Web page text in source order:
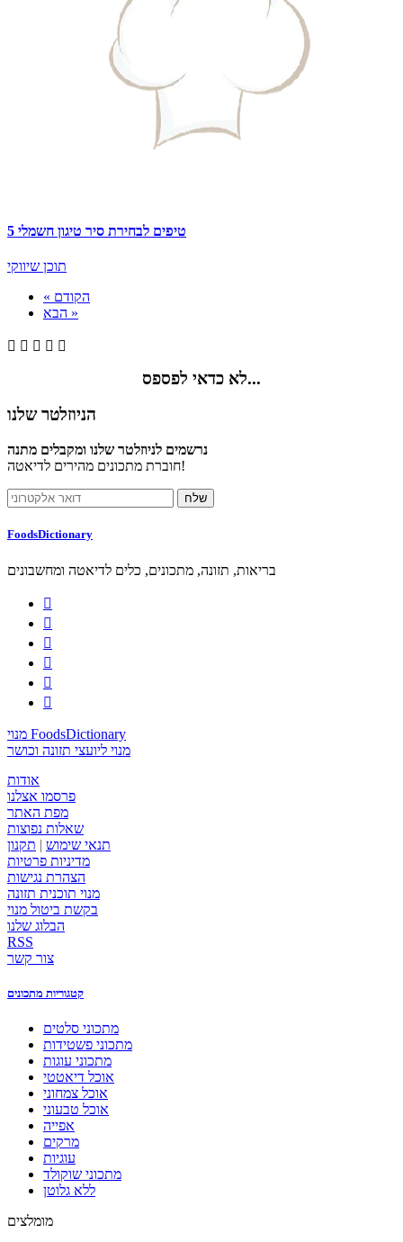
5 טיפים לבחירת סיר טיגון חשמלי
תוכן שיווקי
« הקודם
הבא »
    
לא כדאי לפספס...
הניוזלטר שלנו
נרשמים לניוזלטר שלנו ומקבלים מתנה
חוברת מתכונים מהירים לדיאטה!
FoodsDictionary
בריאות, תזונה, מתכונים, כלים לדיאטה ומחשבונים






מנוי FoodsDictionary
מנוי ליועצי תזונה וכושר
אודות
פרסמו אצלנו
מפת האתר
שאלות נפוצות
תנאי שימוש | תקנון
מדיניות פרטיות
הצהרת נגישות
מנוי תוכנית תזונה
בקשת ביטול מנוי
הבלוג שלנו
RSS
צור קשר
קטגוריות מתכונים
מתכוני סלטים
מתכוני פשטידות
מתכוני עוגות
אוכל דיאטטי
אוכל צמחוני
אוכל טבעוני
אפייה
מרקים
עוגיות
מתכוני שוקולד
ללא גלוטן
מומלצים